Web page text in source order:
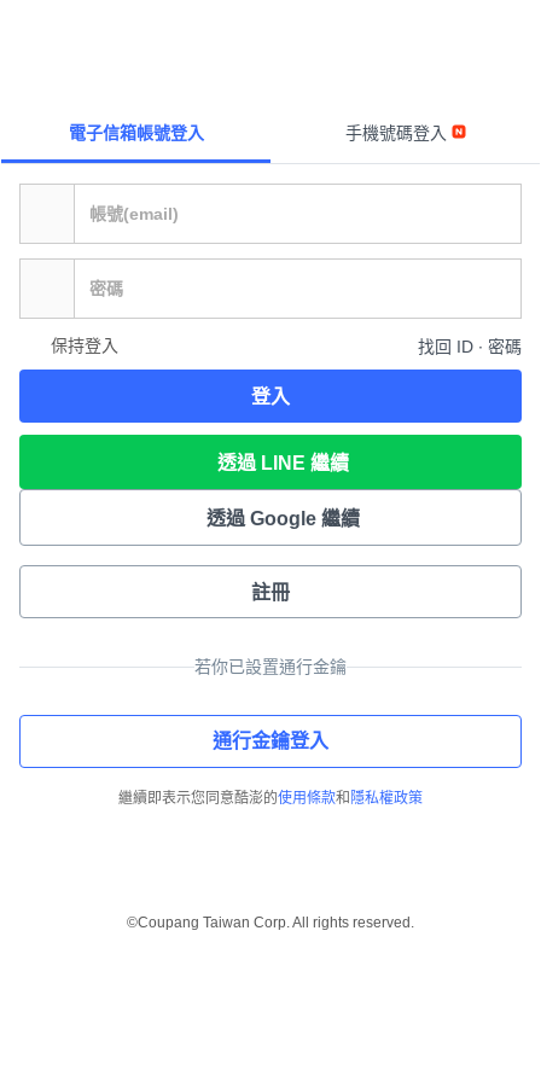
電子信箱帳號登入 手機號碼登入
保持登入 找回 ID ∙ 密碼
登入
透過 LINE 繼續
透過 Google 繼續
註冊
若你已設置通行金鑰
通行金鑰登入
繼續即表示您同意酷澎的使用條款和 隱私權政策
©Coupang Taiwan Corp. All rights reserved.